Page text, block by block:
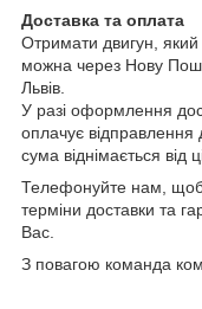
Доставка та оплата
Отримати двигун,
можна через Нову
Львів.
У разі оформлення
оплачує
сума віднімається від
Телефонуйте нам, щоб
терміни доставки та
Вас.
З повагою команда